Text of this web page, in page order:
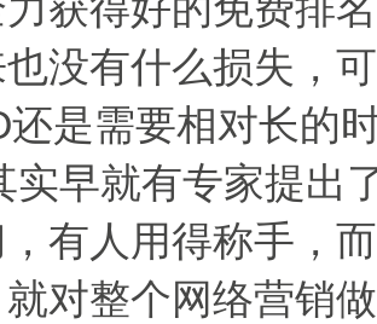
也没有什么损失，
还是需要相对长的
就有专家提出了
有人用得称手，
对整个网络营销